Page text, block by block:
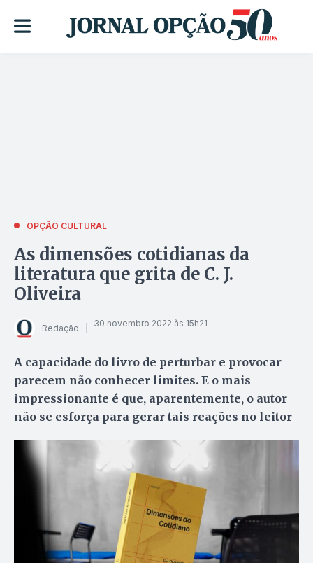
OPÇÃO CULTURAL
As dimensões cotidianas da
literatura que grita de C. J.
Oliveira
Redação 30 novembro 2022 às 15h21
A capacidade do livro de perturbar e provocar
parecem não conhecer limites. E o mais
impressionante é que, aparentemente, o autor
não se esforça para gerar tais reações no leitor